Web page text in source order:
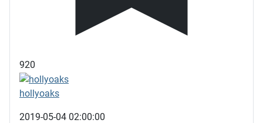
920
hollyoaks
2019-05-04 02:00:00